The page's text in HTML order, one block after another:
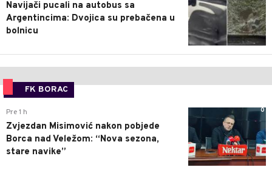
Navijači pucali na autobus sa
Argentincima: Dvojica su prebačena u
bolnicu
FK BORAC
0
Pre 1 h
Zvjezdan Misimović nakon pobjede
Borca nad Veležom: “Nova sezona,
stare navike”